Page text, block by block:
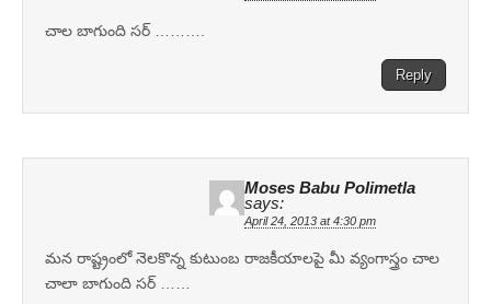
చాల బాగుంది సర్ ……….
Reply
Moses Babu Polimetla
says:
April 24, 2013 at 4:30 pm
మన రాష్ట్రంలో నెలకొన్న కుటుంబ రాజకీయాలపై మీ వ్యంగాస్త్రం చాల
చాలా బాగుంది సర్ ……